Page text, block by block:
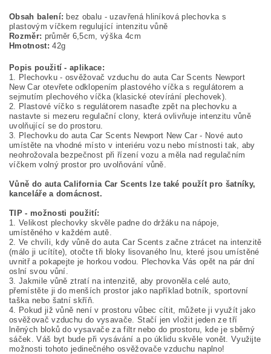
Obsah balení: bez obalu - uzavřená hliníková plechovka s
plastovým víčkem regulující intenzitu vůně
Rozměr: průměr 6,5cm, výška 4cm
Hmotnost: 42g
Popis použití - aplikace:
1. Plechovku - osvěžovač vzduchu do auta Car Scents Newport
New Car otevřete odklopením plastového víčka s regulátorem a
sejmutím plechového víčka (klasické otevírání plechovek).
2. Plastové víčko s regulátorem nasaďte zpět na plechovku a
nastavte si mezeru regulační clony, která ovlivňuje intenzitu vůně
uvolňující se do prostoru.
3. Plechovku do auta Car Scents Newport New Car - Nové auto
umístěte na vhodné místo v interiéru vozu nebo místnosti tak, aby
neohrožovala bezpečnost při řízení vozu a měla nad regulačním
víčkem volný prostor pro uvolňování vůně.
Vůně do auta California Car Scents lze také použít pro šatníky,
kanceláře a domácnost.
TIP - možnosti použití:
1. Velikost plechovky skvěle padne do držáku na nápoje,
umístěného v každém autě.
2. Ve chvíli, kdy vůně do auta Car Scents začne ztrácet na intenzitě
(málo ji ucítíte), otočte tři bloky lisovaného lnu, které jsou umístěné
uvnitř a pokapejte je horkou vodou. Plechovka Vás opět na pár dní
oslní svou vůní.
3. Jakmile vůně ztratí na intenzitě, aby provoněla celé auto,
přemístěte ji do menších prostor jako například botník, sportovní
taška nebo šatní skříň.
4. Pokud již vůně není v prostoru vůbec cítit, můžete ji využít jako
osvěžovač vzduchu do vysavače. Stačí jen vložit jeden ze tří
lněných bloků do vysavače za filtr nebo do prostoru, kde je sběrný
sáček. Váš byt bude při vysávání a po úklidu skvěle vonět. Využijte
možnosti tohoto jedinečného osvěžovače vzduchu naplno!